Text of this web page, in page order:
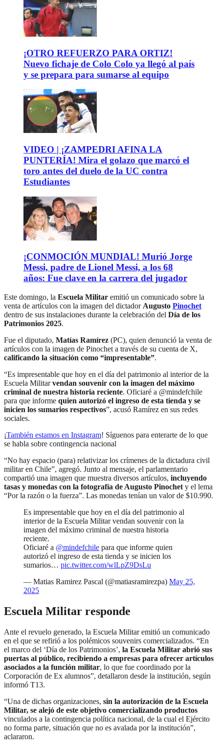
¡OTRO REFUERZO PARA ORTIZ!
Nuevo fichaje de Colo Colo ya llegó al país
y se prepara para sumarse al equipo
VIDEO | ¡ZAMPEDRI AFINA LA
PUNTERÍA! Mira el golazo que marcó el
toro antes del duelo de la UC contra
Estudiantes
¡CONMOCIÓN MUNDIAL! Murió Jorge
Messi, padre de Lionel Messi, a los 68
años: Fue clave en la carrera del jugador
Este domingo, la Escuela Militar emitió un comunicado sobre la
venta de artículos con la imagen del dictador Augusto Pinochet
dentro de sus instalaciones durante la celebración del Día de los
Patrimonios 2025.
Fue el diputado, Matías Ramírez (PC), quien denunció la venta de
artículos con la imagen de Pinochet a través de su cuenta de X,
calificando la situación como “impresentable”.
“Es impresentable que hoy en el día del patrimonio al interior de la
Escuela Militarvendan souvenir con la imagen del máximo
criminal de nuestra historia reciente. Oficiaré a @mindefchile
para que informe quien autorizó el ingreso de esta tienda y se
inicien los sumarios respectivos”, acusó Ramírez en sus redes
sociales.
¡También estamos en Instagram! Síguenos para enterarte de lo que
se habla sobre contingencia nacional
“No hay espacio (para) relativizar los crímenes de la dictadura civil
militar en Chile”, agregó. Junto al mensaje, el parlamentario
compartió una imagen que muestra diversos artículos, incluyendo
tasas y monedas con la fotografía de Augusto Pinochet y el lema
“Por la razón o la fuerza”. Las monedas tenían un valor de $10.990.
Es impresentable que hoy en el día del patrimonio al
interior de la Escuela Militar vendan souvenir con la
imagen del máximo criminal de nuestra historia
reciente.
Oficiaré a @mindefchile para que informe quien
autorizó el ingreso de esta tienda y se inicien los
sumarios… pic.twitter.com/wlLpZ9DsLu
— Matias Ramirez Pascal (@matiasramirezpa) May 25,
2025
Escuela Militar responde
Ante el revuelo generado, la Escuela Militar emitió un comunicado
en el que se refirió a los polémicos souvenirs comercializados. “En
el marco del ‘Día de los Patrimonios’, la Escuela Militar abrió sus
puertas al público, recibiendo a empresas para ofrecer artículos
asociados a la función militar, lo que fue coordinado por la
Corporación de Ex alumnos”, detallaron desde la institución, según
informó T13.
“Una de dichas organizaciones, sin la autorización de la Escuela
Militar, se alejó de este objetivo comercializando productos
vinculados a la contingencia política nacional, de la cual el Ejército
no forma parte, situación que no es avalada por la institución”,
aclararon.